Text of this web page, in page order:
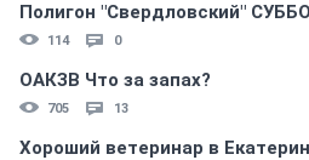
Полигон "Свердловский"
114 0
ОАКЗВ Что за запах?
705 13
Хороший ветеринар в